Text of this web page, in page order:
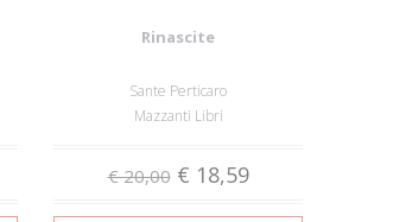
Rinascite
Sante Perticaro
Mazzanti Libri
€ 20,00 € 18,59